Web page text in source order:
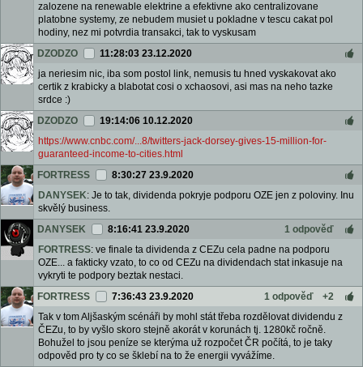
zalozene na renewable elektrine a efektivne ako centralizovane
platobne systemy, ze nebudem musiet u pokladne v tescu cakat pol
hodiny, nez mi potvrdia transakci, tak to vyskusam
DZODZO
11:28:03 23.12.2020
ja neriesim nic, iba som postol link, nemusis tu hned vyskakovat ako
certik z krabicky a blabotat cosi o xchaosovi, asi mas na neho tazke
srdce :)
DZODZO
19:14:06 10.12.2020
https://www.cnbc.com/...8/twitters-jack-dorsey-gives-15-million-for-
guaranteed-income-to-cities.html
FORTRESS
8:30:27 23.9.2020
DANYSEK: Je to tak, dividenda pokryje podporu OZE jen z poloviny. Inu
skvělý business.
DANYSEK
8:16:41 23.9.2020
1 odpověď
FORTRESS: ve finale ta dividenda z CEZu cela padne na podporu
OZE... a fakticky vzato, to co od CEZu na dividendach stat inkasuje na
vykryti te podpory beztak nestaci.
FORTRESS
7:36:43 23.9.2020 1 odpověď
+2
Tak v tom Aljšaským scénáři by mohl stát třeba rozdělovat dividendu z
ČEZu, to by vyšlo skoro stejně akorát v korunách tj. 1280kč ročně.
Bohužel to jsou peníze se kterýma už rozpočet ČR počítá, to je taky
odpověd pro ty co se šklebí na to že energii vyvážíme.